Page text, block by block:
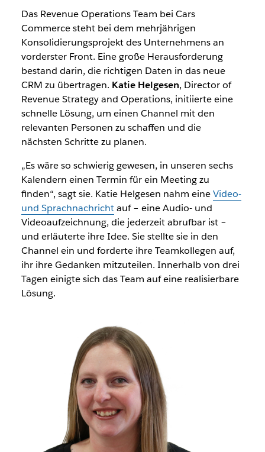
Das Revenue Operations Team bei Cars
Commerce steht bei dem mehrjährigen
Konsolidierungsprojekt des Unternehmens an
vorderster Front. Eine große Herausforderung
bestand darin, die richtigen Daten in das neue
CRM zu übertragen. Katie Helgesen, Director of
Revenue Strategy and Operations, initiierte eine
schnelle Lösung, um einen Channel mit den
relevanten Personen zu schaffen und die
nächsten Schritte zu planen.
„Es wäre so schwierig gewesen, in unseren sechs
Kalendern einen Termin für ein Meeting zu
finden“, sagt sie. Katie Helgesen nahm eineVideo-
und Sprachnachrichtauf – eine Audio- und
Videoaufzeichnung, die jederzeit abrufbar ist –
und erläuterte ihre Idee. Sie stellte sie in den
Channel ein und forderte ihre Teamkollegen auf,
ihr ihre Gedanken mitzuteilen. Innerhalb von drei
Tagen einigte sich das Team auf eine realisierbare
Lösung.